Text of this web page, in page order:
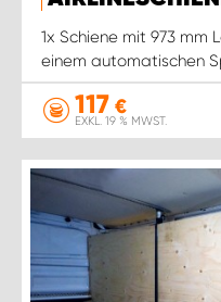
1x Schiene mit 973 mm
einem automatischen
117 €
EXKL. 19 % MWST.
WORK SYSTEM STUTTGART